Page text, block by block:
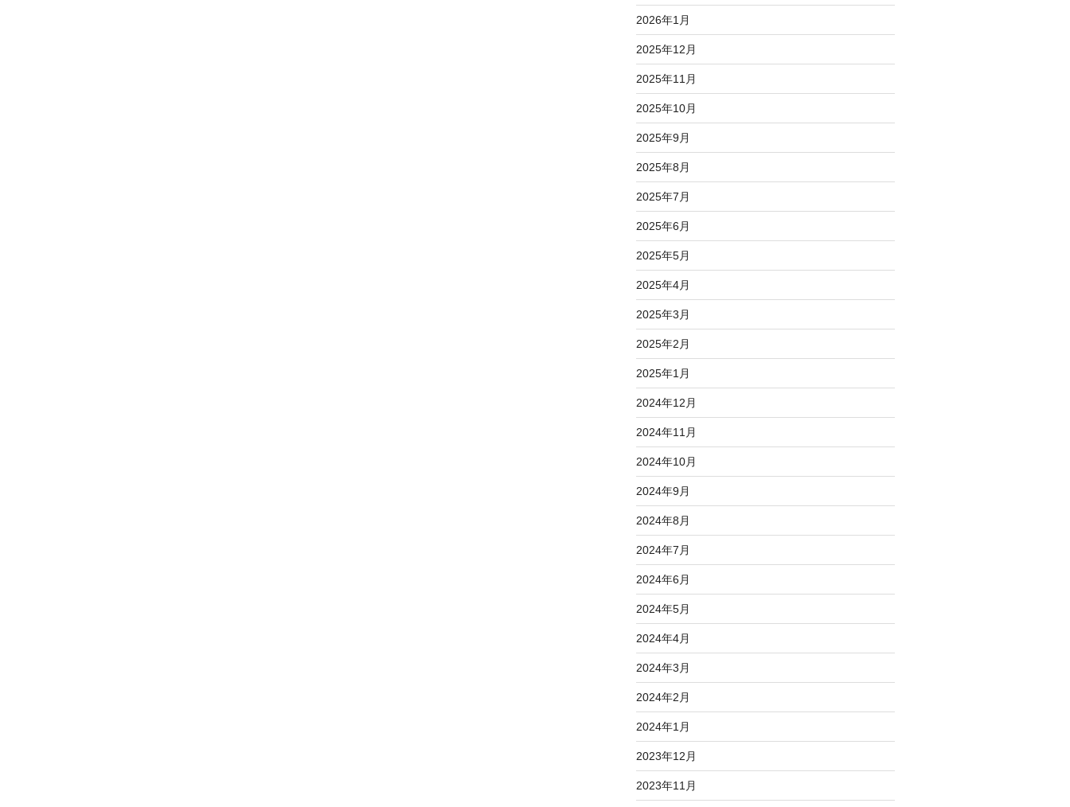
2026年1月
2025年12月
2025年11月
2025年10月
2025年9月
2025年8月
2025年7月
2025年6月
2025年5月
2025年4月
2025年3月
2025年2月
2025年1月
2024年12月
2024年11月
2024年10月
2024年9月
2024年8月
2024年7月
2024年6月
2024年5月
2024年4月
2024年3月
2024年2月
2024年1月
2023年12月
2023年11月